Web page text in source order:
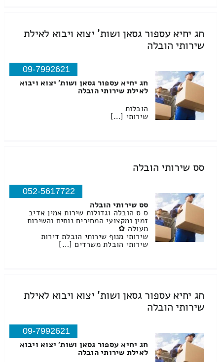
חג יחיא עספור גסאן ושות' יצוא ויבוא לאילת
שירותי הובלה
09-7992621
חג יחיא עספור גסאן ושות' יצוא ויבוא
לאילת שירותי הובלה
הובלות
שירותי […]
סס שירותי הובלה
052-5617722
סס שירותי הובלה
ס ס הובלה וגדולות שירות אמין אדיב
זמין ומקצועי המחירים נוחים והשירות
מעולה ✿
שירותי מנוף שירותי הובלת דירות
שירותי הובלת משרדים […]
חג יחיא עספור גסאן ושות' יצוא ויבוא לאילת
שירותי הובלה
09-7992621
חג יחיא עספור גסאן ושות' יצוא ויבוא
לאילת שירותי הובלה